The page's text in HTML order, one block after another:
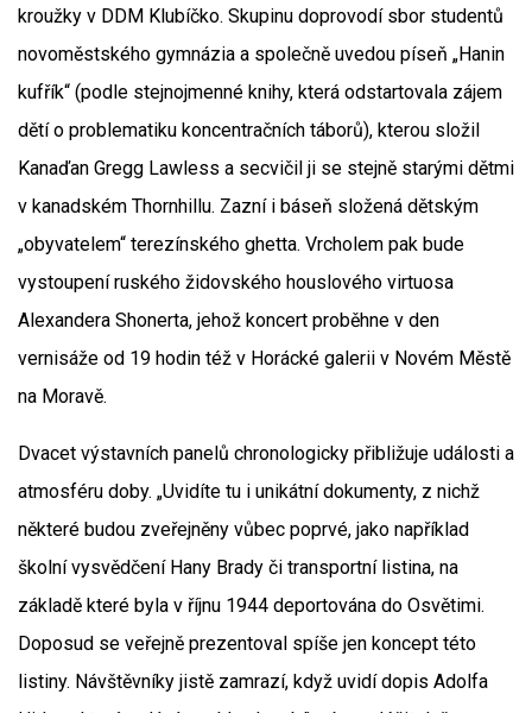
kroužky v DDM Klubíčko. Skupinu doprovodí sbor studentů
novoměstského gymnázia a společně uvedou píseň „Hanin
kufřík“ (podle stejnojmenné knihy, která odstartovala zájem
dětí o problematiku koncentračních táborů), kterou složil
Kanaďan Gregg Lawless a secvičil ji se stejně starými dětmi
v kanadském Thornhillu. Zazní i báseň složená dětským
„obyvatelem“ terezínského ghetta. Vrcholem pak bude
vystoupení ruského židovského houslového virtuosa
Alexandera Shonerta, jehož koncert proběhne v den
vernisáže od 19 hodin též v Horácké galerii v Novém Městě
na Moravě.
Dvacet výstavních panelů chronologicky přibližuje události a
atmosféru doby. „Uvidíte tu i unikátní dokumenty, z nichž
některé budou zveřejněny vůbec poprvé, jako například
školní vysvědčení Hany Brady či transportní listina, na
základě které byla v říjnu 1944 deportována do Osvětimi.
Doposud se veřejně prezentoval spíše jen koncept této
listiny. Návštěvníky jistě zamrazí, když uvidí dopis Adolfa